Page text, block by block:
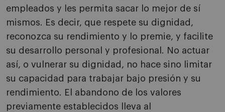
empleados y les permita sacar lo mejor de sí
mismos. Es decir, que respete su dignidad,
reconozca su rendimiento y lo premie, y facilite
su desarrollo personal y profesional. No actuar
así, o vulnerar su dignidad, no hace sino limitar
su capacidad para trabajar bajo presión y su
rendimiento. El abandono de los valores
previamente establecidos lleva al